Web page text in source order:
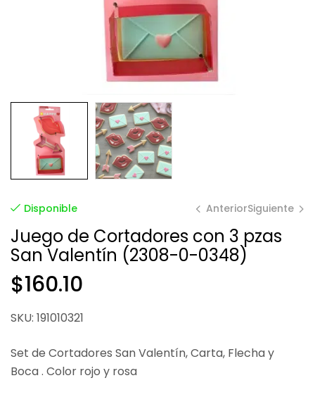
Disponible Anterior
66.67
Siguiente
73.35
Juego de Cortadores con 3 pzas
San Valentín (2308-0-0348)
$160.10
SKU: 191010321
Set de Cortadores San Valentín, Carta, Flecha y
Boca . Color rojo y rosa